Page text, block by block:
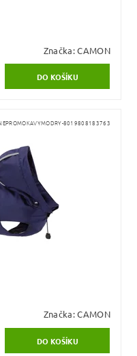
Značka:CAMON
8019808183763
Značka:CAMON